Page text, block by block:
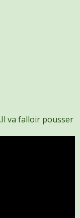
va falloir pousser